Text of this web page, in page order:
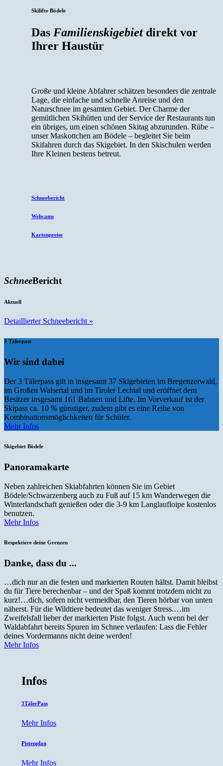
Skilifte Bödele
Das Familien­ski­gebietdirekt vor
Ihrer Haustür
Große und kleine Abfahrer schätzen besonders die zentrale
Lage, die einfache und schnelle Anreise und den
Naturschnee im gesamten Gebiet. Der Charme der
gemütlichen Skihütten und der Service der Restaurants tun
ein übriges, um einen schönen Skitag abzurunden. Rübe –
unser Maskottchen am Bödele – begleitet Sie beim
Skifahren durch das Skigebiet. In den Skischulen werden
Ihre Kleinen bestens betreut.
Schneebericht
Webcams
Kartenpreise
SchneeBericht
Aktuell
Detaillierter Schneebericht »
3 Tälerpass
Wir sind dabei
Der 3 Tälerpass gilt in insgesamt 37 Skigebieten im Bregenzerwald,
im Großen Walsertal und im Tiroler Lechtal und eröffnet dem
Besitzer insgesamt 161 Bahnen und Lifte. Im Vorverkauf ist der
Skipass ca. 10 % günstiger, zudem gibt es eine Reihe von
Kombinationsmöglichkeiten für Schüler.
Mehr Infos
Skigebiet Bödele
Panoramakarte
Neben zahlreichen Skiabfahrten können Sie im Gebiet
Bödele/Schwarzenberg auch zu Fuß auf 15 km Wanderwegen die
Winterlandschaft genießen oder die 3-9 km Langlaufloipe kostenlos
benutzen.
Mehr Infos
Respektiere deine Grenzen
Danke, dass du ...
…dich nur an die festen und markierten Routen hältst. Damit bleibst
du für Tiere berechenbar – und der Spaß kommt trotzdem nicht zu
kurz!…dich, sofern nicht vermeidbar, den Tieren hörbar von unten
näherst. Für die Wildtiere bedeutet das weniger Stress.…im
Zweifelsfall lieber der markierten Piste folgst. Auch wenn bei der
Waldabfahrt bereits Spuren im Schnee verlaufen: Lass die Fehler
deines Vordermanns nicht deine werden!
Mehr Infos
Infos
3TälerPass
Mehr Infos
Pistenplan
Mehr Infos